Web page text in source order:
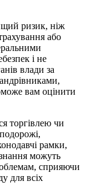
ризик, ніж
або
і не
влади за
вам оцінити
торгівлею чи
рамки,
можуть
сприяючи
для всіх